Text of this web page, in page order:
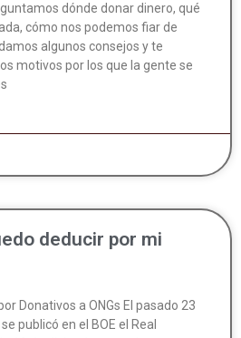
dónde donar dinero, qué
cómo nos podemos fiar de
algunos consejos y te
motivos por los que la gente se
deducir por mi
Donativos a ONGs El pasado 23
publicó en el BOE el Real